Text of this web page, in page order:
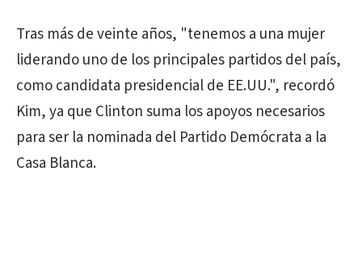
Tras más de veinte años, "tenemos a una mujer
liderando uno de los principales partidos del país,
como candidata presidencial de EE.UU.", recordó
Kim, ya que Clinton suma los apoyos necesarios
para ser la nominada del Partido Demócrata a la
Casa Blanca.